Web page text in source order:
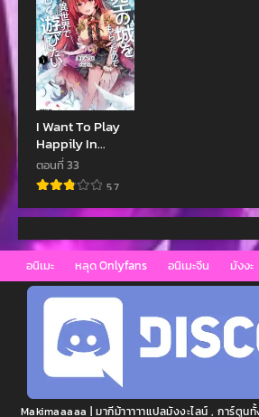
ตอนที่ 394
ธันวาคม 4, 2022
ตอนที่ 392
ธันวาคม 4, 2022
ตอนที่ 390
ธันวาคม 4, 2022
ธันวาคม 4, 2022 ธันวาคม
ตอนที่ 386
ธันวาคม 4, 2022
ตอนที่
ธันวาคม
ตอนที่ 384
ธันวาคม 4, 2022
ตอนที่
ธันวาคม
ตอนที่ 382
I Want To Play
Happily In
Another World
Because I Got A
Heavenly Castle
ตอนที่ 33
5.7
อนิเมะ หลุด Onlyfans อนิเมะจีน มังงะ
Makimaaaaa | มากีม้าาาาาแปลมังงะไลน์ , การ์ตูน